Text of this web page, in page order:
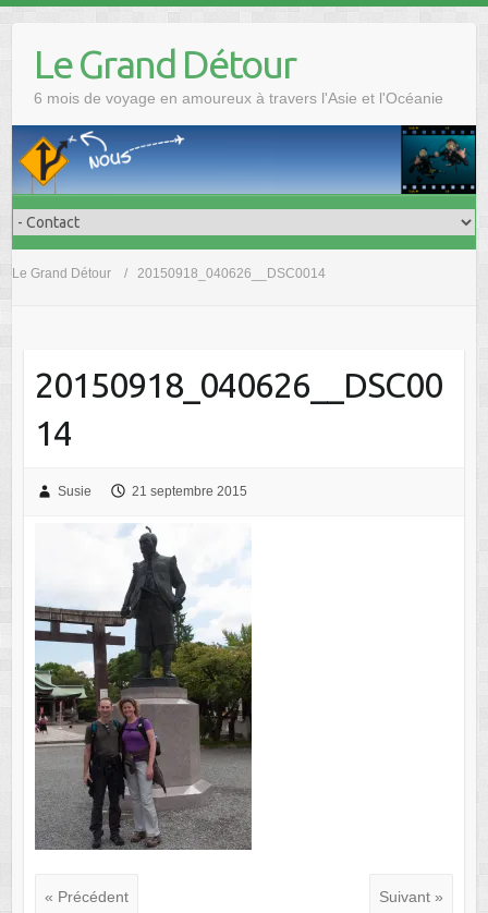
Le Grand Détour
6 mois de voyage en amoureux à travers l'Asie et l'Océanie
Le Grand Détour 20150918_040626__DSC0014
20150918_040626__DSC00
14
Susie 21 septembre 2015
« Précédent Suivant »